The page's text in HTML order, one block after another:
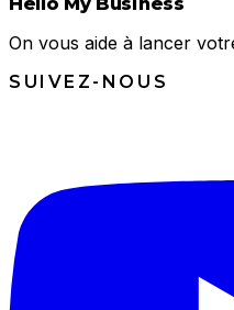
On vous aide à lancer
SUIVEZ-NOUS